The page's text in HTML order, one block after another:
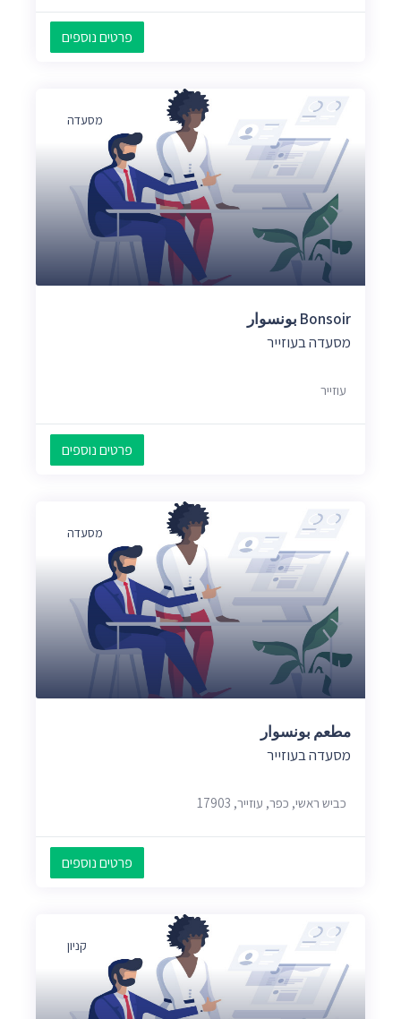
פרטים נוספים
מסעדה
Bonsoir بونسوار
מסעדה בעוזייר
עוזייר
פרטים נוספים
מסעדה
مطعم بونسوار
מסעדה בעוזייר
כביש ראשי, כפר, עוזייר, 17903
פרטים נוספים
קניון